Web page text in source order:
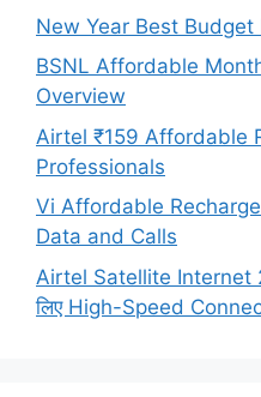
New Year Best
BSNL Affordable
Overview
Airtel ₹159 Affordable
Professionals
Vi Affordable
Data and Calls
Airtel Satellite Internet
लिए High-Speed